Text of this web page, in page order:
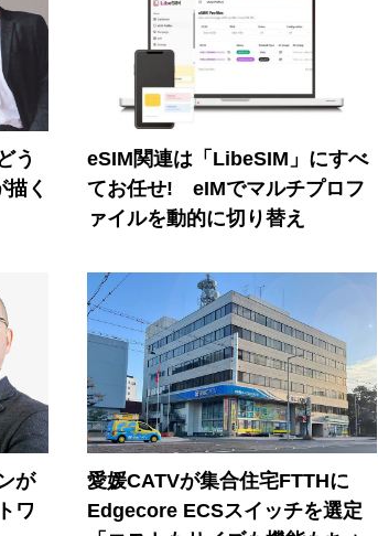
う
く
eSIM関連は「LibeSIM」にすべ
てお任せ! eIMでマルチプロフ
ァイルを動的に切り替え
が
ワ
愛媛CATVが集合住宅FTTHに
Edgecore ECSスイッチを選定